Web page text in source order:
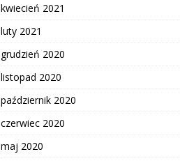
kwiecień 2021
luty 2021
grudzień 2020
listopad 2020
październik 2020
czerwiec 2020
maj 2020